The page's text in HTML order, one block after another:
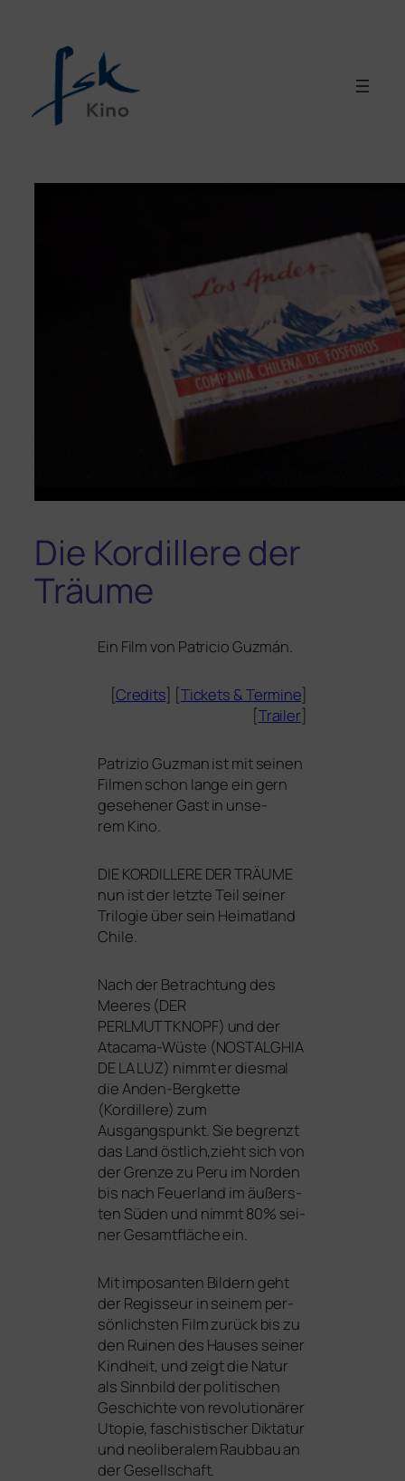
Die Kordillere der
Träume
Ein Film von Patricio Guzmán.
[Credits] [Tickets &Termine]
[Trailer]
Patrizio Guzman ist mit sei­nen
Filmen schon lan­ge ein gern
gese­he­ner Gast in unse­
rem Kino.
DIEKORDILLEREDERTRÄUME
nun ist der letz­te Teil sei­ner
Trilogie über sein Heimatland
Chile.
Nach der Betrachtung des
Meeres (DER
PERLMUTTKNOPF) und der
Atacama-Wüste (NOSTALGHIA
DELALUZ) nimmt er dies­mal
die Anden-Bergkette
(Kordillere) zum
Ausgangspunkt. Sie begrenzt
das Land östlich,zieht sich von
der Grenze zu Peru im Norden
bis nach Feuerland im äußers­
ten Süden und nimmt 80% sei­
ner Gesamtfläche ein.
Mit impo­san­ten Bildern geht
der Regisseur in sei­nem per­
sön­lichs­ten Film zurück bis zu
den Ruinen des Hauses sei­ner
Kindheit, und zeigt die Natur
als Sinnbild der poli­ti­schen
Geschichte von revo­lu­tio­nä­rer
Utopie, faschis­ti­scher Diktatur
und neo­li­be­ra­lem Raubbau an
der Gesellschaft.